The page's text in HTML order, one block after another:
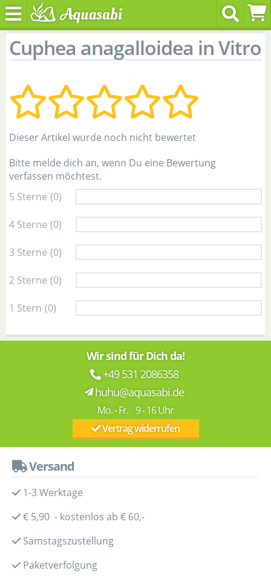
Cuphea anagalloidea in Vitro
Dieser Artikel wurde noch nicht bewertet
Bitte melde dich an, wenn Du eine Bewertung
verfassen möchtest.
5 Sterne (0)
4 Sterne (0)
3 Sterne (0)
2 Sterne (0)
1 Stern (0)
Wir sind für Dich da!
+49 531 2086358
huhu@aquasabi.de
Mo. - Fr. 9 - 16 Uhr
Vertrag widerrufen
Versand
1-3 Werktage
€ 5,90 - kostenlos ab € 60,-
Samstagszustellung
Paketverfolgung